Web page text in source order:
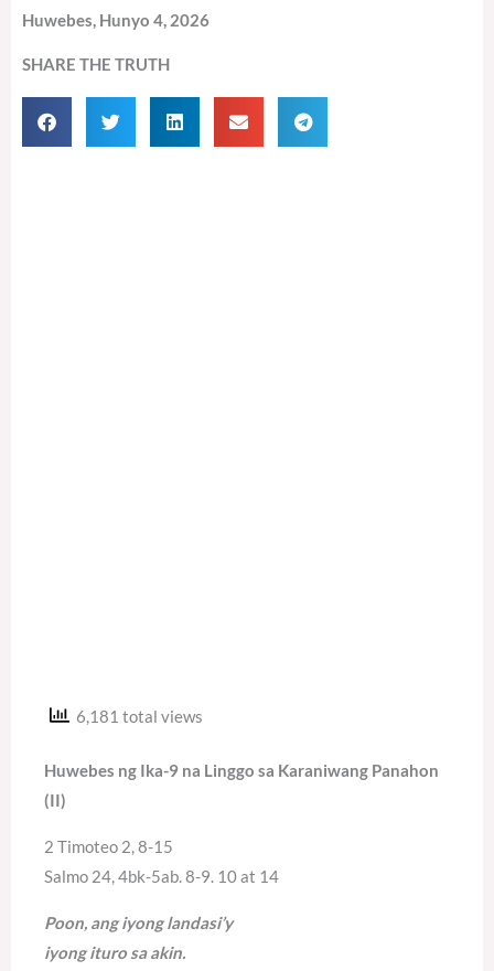
Huwebes, Hunyo 4, 2026
SHARE THE TRUTH
6,181 total views
Huwebes ng Ika-9 na Linggo sa Karaniwang Panahon
(II)
2 Timoteo 2, 8-15
Salmo 24, 4bk-5ab. 8-9. 10 at 14
Poon, ang iyong landasi’y
iyong ituro sa akin.